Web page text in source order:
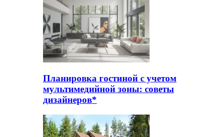
Планировка гостиной с учетом
мультимедийной зоны: советы
дизайнеров*